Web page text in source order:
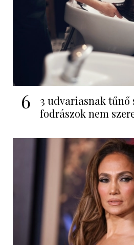
6
3 udvariasnak tűnő
fodrászok nem